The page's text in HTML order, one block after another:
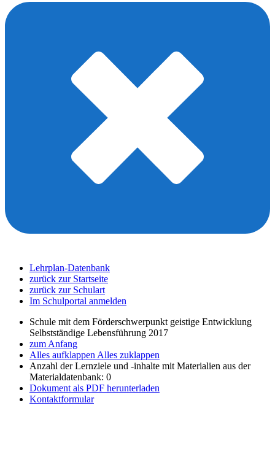
Lehrplan-Datenbank
zurück zur Startseite
zurück zur Schulart
Im Schulportal anmelden
Schule mit dem Förderschwerpunkt geistige Entwicklung
Selbstständige Lebensführung 2017
zum Anfang
Alles aufklappen Alles zuklappen
Anzahl der Lernziele und -inhalte mit Materialien aus der
Materialdatenbank: 0
Dokument als PDF herunterladen
Kontaktformular